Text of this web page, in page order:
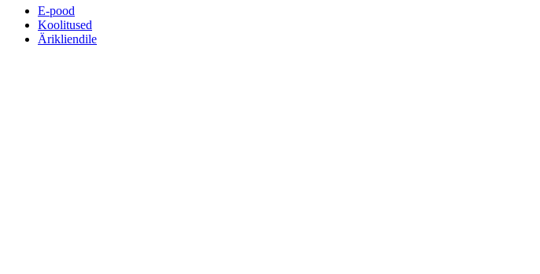
E-pood
Koolitused
Ärikliendile